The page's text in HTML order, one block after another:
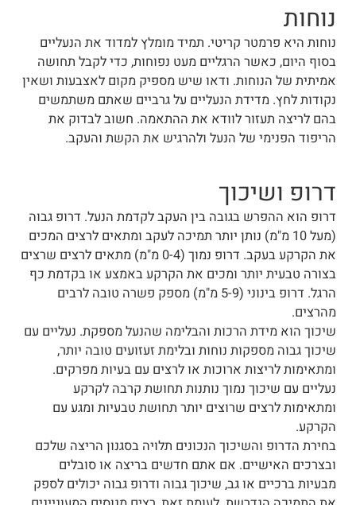
נוחות
נוחות היא פרמטר קריטי. תמיד מומלץ למדוד את הנעליים
בסוף היום, כאשר הרגליים מעט נפוחות, כדי לקבל תחושה
אמיתית של הנוחות. ודאו שיש מספיק מקום לאצבעות ושאין
נקודות לחץ. מדידת הנעליים על גרביים שאתם משתמשים
בהם לריצה תעזור לוודא את ההתאמה. חשוב לבדוק את
הריפוד הפנימי של הנעל ולהרגיש את הקשת והעקב.
דרופ ושיכוך
דרופ הוא ההפרש בגובה בין העקב לקדמת הנעל. דרופ גבוה
(מעל 10 מ"מ) נותן יותר תמיכה לעקב ומתאים לרצים המכים
את הקרקע בעקב. דרופ נמוך (0-4 מ"מ) מתאים לרצים שרצים
בצורה טבעית יותר ומכים את הקרקע באמצע או בקדמת כף
הרגל. דרופ בינוני (5-9 מ"מ) מספק פשרה טובה לרבים
מהרצים.
שיכוך הוא מידת הרכות והבלימה שהנעל מספקת. נעליים עם
שיכוך גבוה מספקות נוחות ובלימת זעזועים טובה יותר,
ומתאימות לריצות ארוכות או לרצים עם בעיות מפרקים.
נעליים עם שיכוך נמוך נותנות תחושת קרבה לקרקע
ומתאימות לרצים שרוצים יותר תחושת טבעיות ומגע עם
הקרקע.
בחירת הדרופ והשיכוך הנכונים תלויה בסגנון הריצה שלכם
ובצרכים האישיים. אם אתם חדשים בריצה או סובלים
מבעיות ברכיים או גב, שיכוך גבוה ודרופ גבוה יכולים לספק